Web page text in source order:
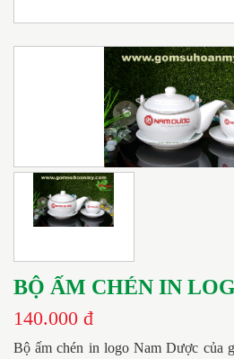
BỘ ẤM CHÉN IN
140.000 đ
Bộ ấm chén in logo Nam Dược của